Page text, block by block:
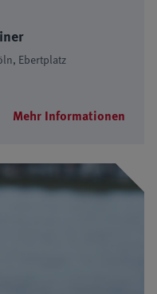
Ebertplatz
Mehr Informationen